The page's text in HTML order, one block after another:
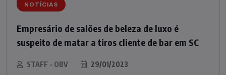
NOTÍCIAS
Empresário de salões de beleza de luxo é
suspeito de matar a tiros cliente de bar em SC
STAFF - OBV 29/01/2023